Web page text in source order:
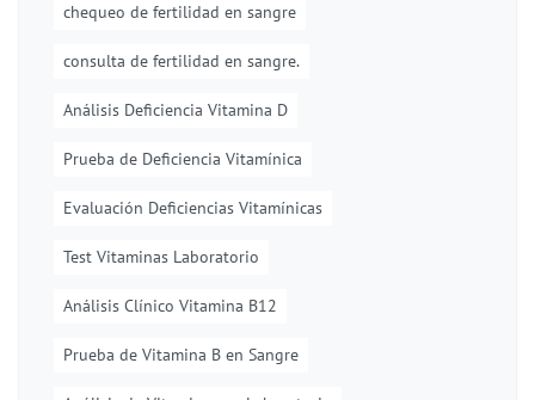
chequeo de fertilidad en sangre
consulta de fertilidad en sangre.
Análisis Deficiencia Vitamina D
Prueba de Deficiencia Vitamínica
Evaluación Deficiencias Vitamínicas
Test Vitaminas Laboratorio
Análisis Clínico Vitamina B12
Prueba de Vitamina B en Sangre